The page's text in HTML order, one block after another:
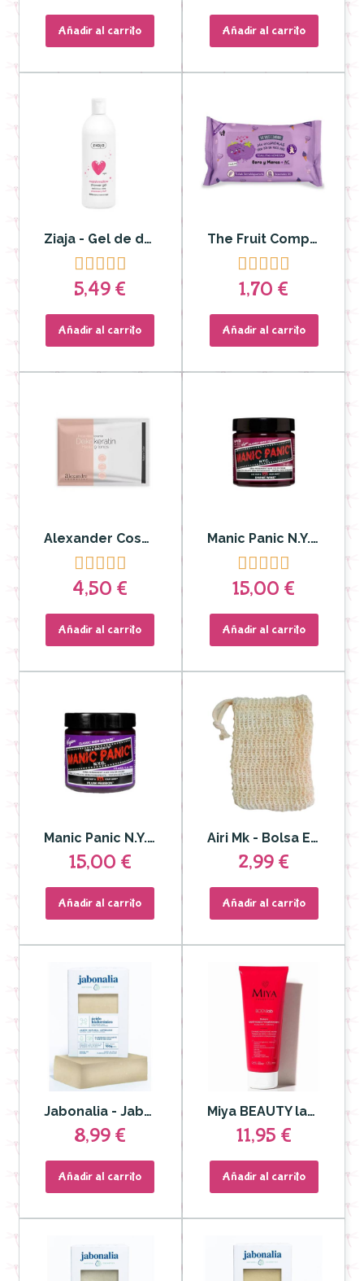
Añadir al carrito Añadir al carrito
Ziaja - Gel de ducha MARSHMALLOW malvavisco

5,49 €
Añadir al carrito
The Fruit Company - Toallitas Húmedas Moras

1,70 €
Añadir al carrito
Alexander Cosmetics - Decoloración en polvo Dekokeratin Natura Color

4,50 €
Añadir al carrito
Manic Panic N.Y.C – CLASSIC DIVINE WINE

15,00 €
Añadir al carrito
Manic Panic N.Y.C – CLASSIC PLUM PASSION
15,00 €
Añadir al carrito
Airi Mk - Bolsa Esponja de Sisal natural para Jabón
2,99 €
Añadir al carrito
Jabonalia - Jabón facial Ácido Hialurónico y Arroz hidrolizado
8,99 €
Añadir al carrito
Miya BEAUTY lab. - Crema corporal reafirmante y suavizante con ácidos AHA y vitaminas BODY especial queratosis pilar
11,95 €
Añadir al carrito